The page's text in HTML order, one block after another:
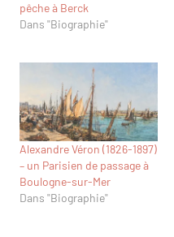
pêche à Berck
Dans "Biographie"
Alexandre Véron (1826-1897)
– un Parisien de passage à
Boulogne-sur-Mer
Dans "Biographie"